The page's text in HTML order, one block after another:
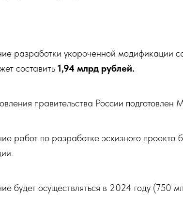
разработки укороченной модификации
составить 1,94 млрд рублей.
правительства России подготовлен
работ по разработке эскизного проекта
будет осуществляться в 2024 году (750